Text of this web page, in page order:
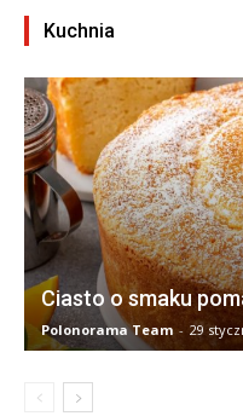
Kuchnia
Ciasto o smaku
Polonorama Team - 29